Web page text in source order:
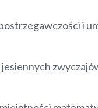
i